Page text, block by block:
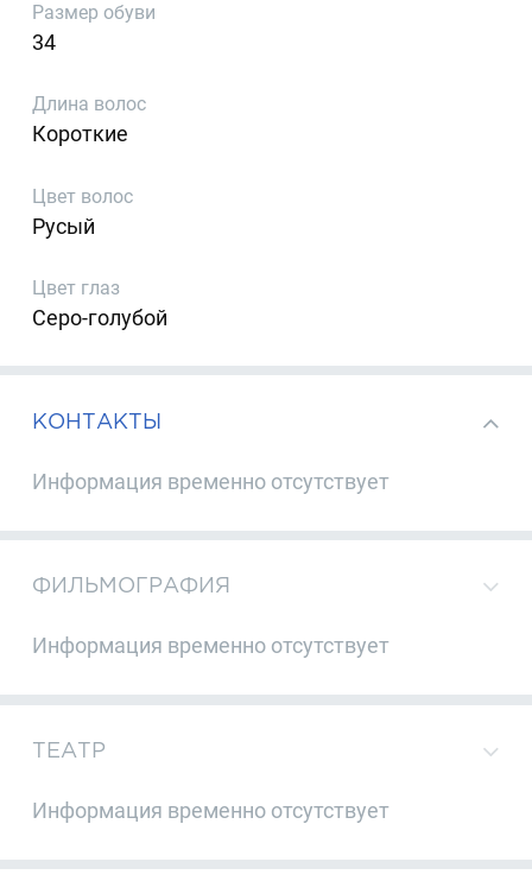
Размер обуви
34
Длина волос
Короткие
Цвет волос
Русый
Цвет глаз
Серо-голубой
КОНТАКТЫ
Информация временно отсутствует
ФИЛЬМОГРАФИЯ
Информация временно отсутствует
ТЕАТР
Информация временно отсутствует